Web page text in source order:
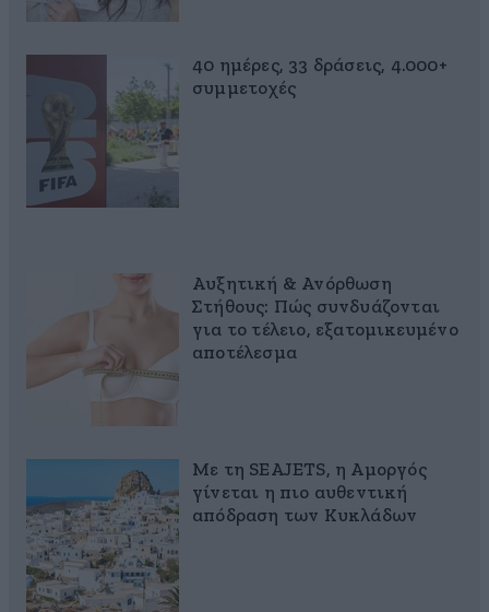
40 ημέρες, 33 δράσεις, 4.000+
συμμετοχές
Αυξητική & Ανόρθωση
Στήθους: Πώς συνδυάζονται
για το τέλειο, εξατομικευμένο
αποτέλεσμα
Με τη SEAJETS, η Αμοργός
γίνεται η πιο αυθεντική
απόδραση των Κυκλάδων